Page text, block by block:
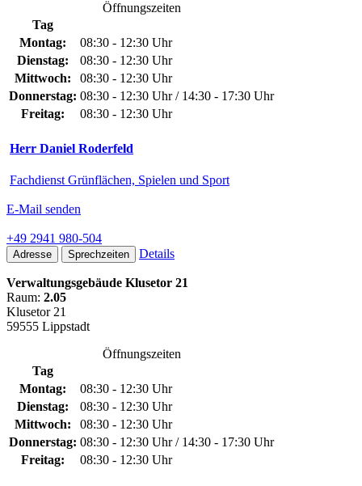
Öffnungszeiten
Tag
Montag:
08:30 - 12:30 Uhr
Dienstag:
08:30 - 12:30 Uhr
Mittwoch:
08:30 - 12:30 Uhr
Donnerstag: 08:30 - 12:30 Uhr / 14:30 - 17:30 Uhr
Freitag:
08:30 - 12:30 Uhr
Herr Daniel Roderfeld
Fachdienst Grünflächen, Spielen und Sport
E-Mail senden
+49 2941 980-504
Adresse Sprechzeiten Details
Verwaltungsgebäude Klusetor 21
Raum: 2.05
Klusetor 21
59555 Lippstadt
Öffnungszeiten
Tag
Montag:
08:30 - 12:30 Uhr
Dienstag:
08:30 - 12:30 Uhr
Mittwoch:
08:30 - 12:30 Uhr
Donnerstag: 08:30 - 12:30 Uhr / 14:30 - 17:30 Uhr
Freitag:
08:30 - 12:30 Uhr